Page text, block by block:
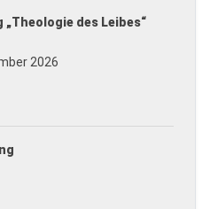
des Leibes“
2026